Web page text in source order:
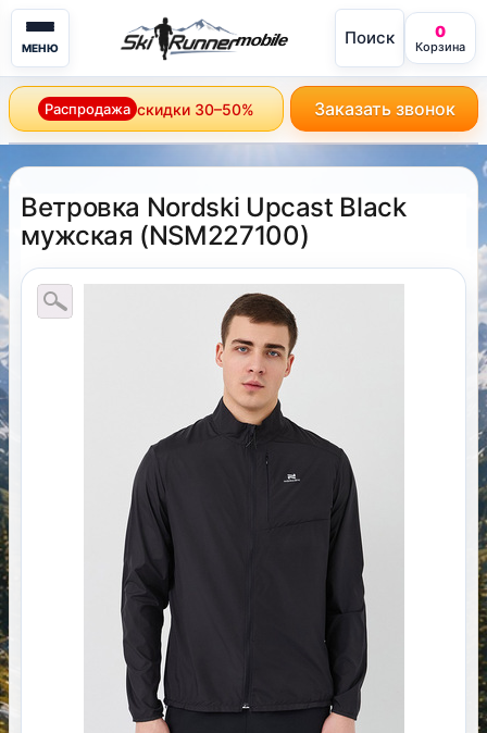
МЕНЮ mobile Поиск 0
Корзина
Распродажа скидки 30–50% Заказать звонок
Ветровка Nordski Upcast Black
мужская (NSM227100)